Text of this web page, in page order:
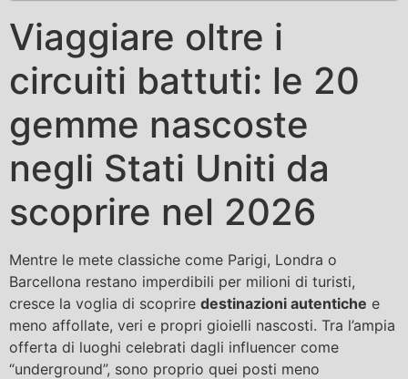
Viaggiare oltre i
circuiti battuti: le 20
gemme nascoste
negli Stati Uniti da
scoprire nel 2026
Mentre le mete classiche come Parigi, Londra o
Barcellona restano imperdibili per milioni di turisti,
cresce la voglia di scoprire destinazioni autentiche e
meno affollate, veri e propri gioielli nascosti. Tra l’ampia
offerta di luoghi celebrati dagli influencer come
“underground”, sono proprio quei posti meno